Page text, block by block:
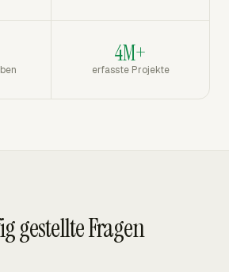
4M+
erfasste Projekte
gestellte Fragen